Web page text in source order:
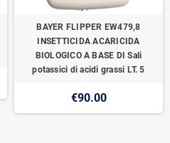
BAYER FLIPPER EW479,8
INSETTICIDA ACARICIDA
BIOLOGICO A BASE DI Sali
potassici di acidi grassi LT. 5
€90.00